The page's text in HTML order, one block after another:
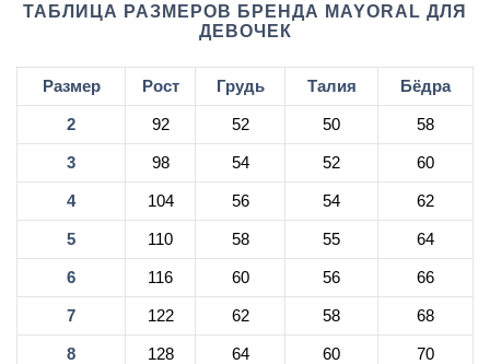
ТАБЛИЦА РАЗМЕРОВ БРЕНДА MAYORAL ДЛЯ
ДЕВОЧЕК
Размер Рост Грудь Талия Бёдра
2 92 52 50 58
3 98 54 52 60
4 104 56 54 62
5 110 58 55 64
6 116 60 56 66
7 122 62 58 68
8 128 64 60 70